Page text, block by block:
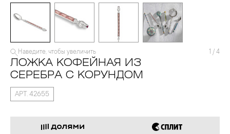
Наведите, чтобы увеличить 1 / 4
ЛОЖКА КОФЕЙНАЯ ИЗ
СЕРЕБРА С КОРУНДОМ
АРТ. 42655